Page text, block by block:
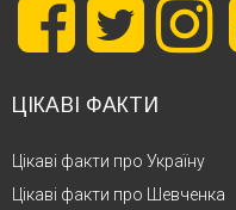
ЦІКАВІ ФАКТИ
Цікаві факти про Україну
Цікаві факти про Шевченка